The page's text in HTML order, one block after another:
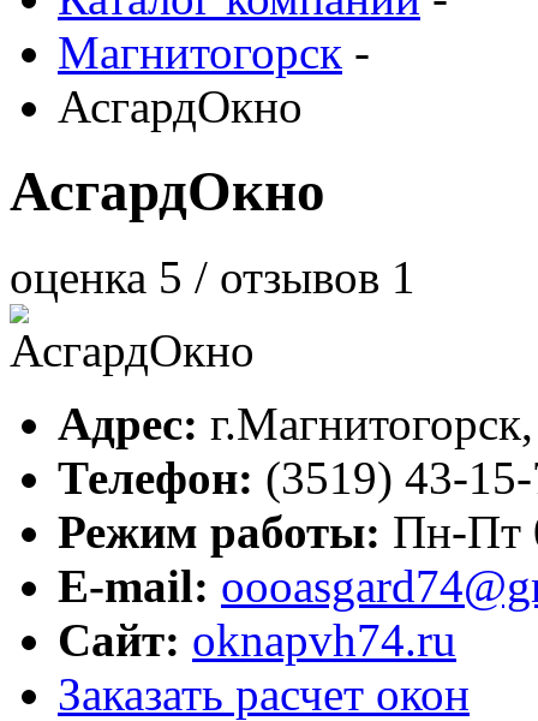
Магнитогорск -
АсгардОкно
АсгардОкно
оценка 5 / отзывов 1
Адрес: г.Магнитогорск
Телефон: (3519) 43-
Режим работы: Пн-Пт
E-mail:
Сайт: oknapvh74.ru
Заказать расчет окон